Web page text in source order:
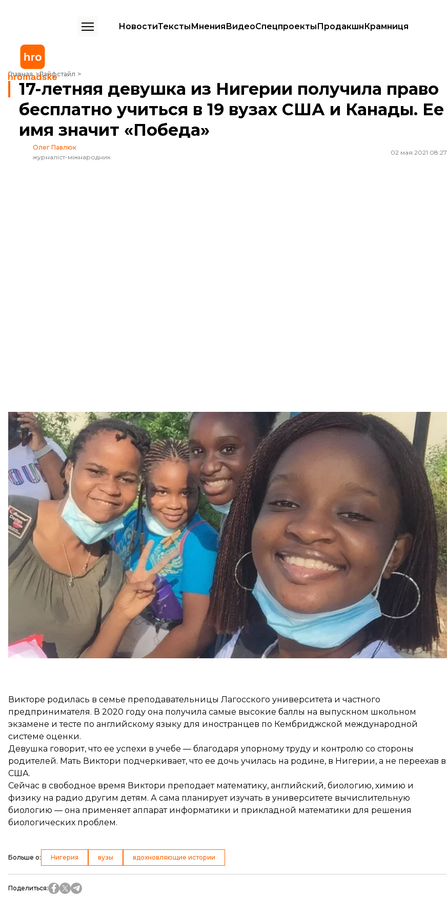
НовостиТекстыМненияВидеоСпецпроектыПродакшнКрамниця
Главная Лайфстайл
17-летняя девушка из Нигерии получила право бесплатно учиться в 19 вузах США и Канады. Ее имя значит «Победа»
17-летняя девушка из Нигерии получила право
бесплатно учиться в 19 вузах США и Канады. Ее
имя значит «Победа»
Олег Павлюк
журналіст-міжнародник
02 мая 2021 08:27
Виктори Инка-Баньо (на переднем плане)
Victory Yinka-Banjo / Twitter
17-летняя Виктори Инка-Баньо из нигерийской столицы Лагос получила право бесплатно учиться в
19 университетах США и Канады. Общая стоимость всех выигранных ею стипендий составляет
более пяти миллионов гривен.
Виктори может бесплатно учиться даже в таких престижных американских учебных заведениях,
как Йельский колледж, Принстонский университет, Гарвардский колледж, Стэнфордский
университет и Массачусетский технологический институт, рассказала девушка
CNN
«Процедура вступления в эти заведения крайне избирательна. Они выбирают только лучших из
лучших. Можете представить: я ежедневно напоминаю себе, что на самом деле вступила в эти вузы.
Даже не верится!» —признается Виктори.
Викторе родилась в семье преподавательницы Лагосского университета и частного
предпринимателя. В 2020 году она получила самые высокие баллы на выпускном школьном
экзамене и тесте по английскому языку для иностранцев по Кембриджской международной
системе оценки.
Девушка говорит, что ее успехи в учебе — благодаря упорному труду и контролю со стороны
родителей. Мать Виктори подчеркивает, что ее дочь училась на родине, в Нигерии, а не переехав в
США.
Сейчас в свободное время Виктори преподает математику, английский, биологию, химию и
физику на радио другим детям. А сама планирует изучать в университете вычислительную
биологию — она применяет аппарат информатики и прикладной математики для решения
биологических проблем.
Больше о: Нигерия вузы вдохновляющие истории
Поделиться: